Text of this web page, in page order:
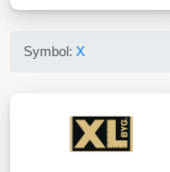
Symbol: X